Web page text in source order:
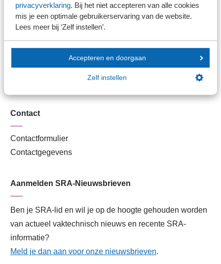
privacyverklaring. Bij het niet accepteren van alle cookies
mis je een optimale gebruikerservaring van de website.
Lees meer bij ‘Zelf instellen’.
Accepteren en doorgaan
Zelf instellen
Handige links
Veilig bestanden delen
SRA-gecertificeerd
Werken bij SRA
Contact
Contactformulier
Contactgegevens
Aanmelden SRA-Nieuwsbrieven
Ben je SRA-lid en wil je op de hoogte gehouden worden
van actueel vaktechnisch nieuws en recente SRA-
informatie?
Meld je dan aan voor onze nieuwsbrieven.